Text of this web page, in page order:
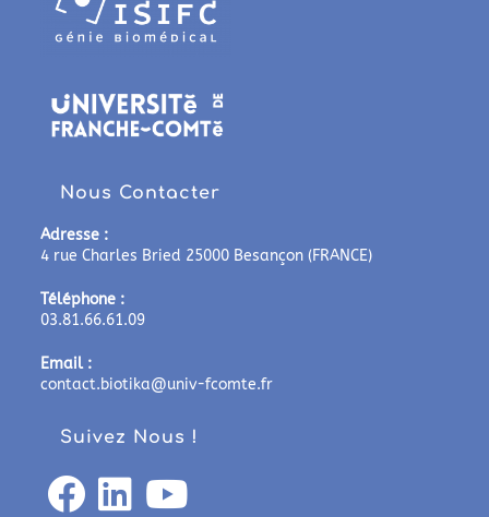
Nous Contacter
Adresse :
4 rue Charles Bried 25000 Besançon (FRANCE)
Téléphone :
03.81.66.61.09
Email :
contact.biotika@univ-fcomte.fr
Suivez Nous !